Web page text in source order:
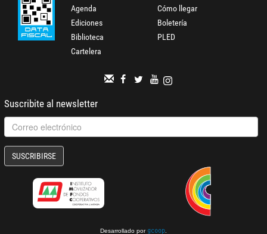
Agenda
Ediciones
Biblioteca
Cartelera
Cómo llegar
Boletería
PLED
Suscribite al newsletter
SUSCRIBIRSE
Desarrollado por gcoop